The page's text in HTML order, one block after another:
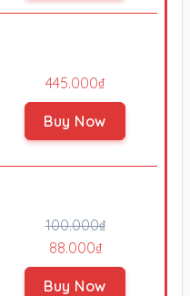
445.000₫
Buy Now
100.000₫
88.000₫
Buy Now